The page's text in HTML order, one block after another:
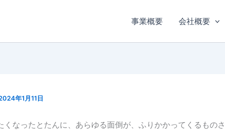
事業概要 会社概要
年1月11日
くなったとたんに、あらゆる面倒が、ふりかかってくるもの